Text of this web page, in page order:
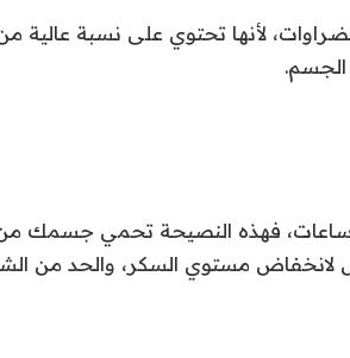
لأنها تحتوي على نسبة عالية من
الجسم.
وجبات صغيرة كل 3 ساعات، فهذه النصيحة
مستوي السكر، والحد من